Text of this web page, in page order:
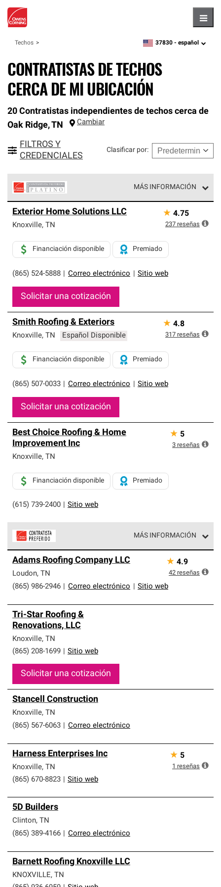
Techos zipcode,language
37830 - español
CONTRATISTAS DE TECHOS
CERCA DE MI UBICACIÓN
20 Contratistas independientes de techos cerca de
Oak Ridge,TN Cambiar
FILTROS Y
CREDENCIALES
Clasificar por:
MÁS INFORMACIÓN
Corning constituyen el nivel superior de nuestra red
exclusiva y cumplen con estándares estrictos de
Solo ellos pueden ofrecer nuestra mejor garantía de
sistemas de techos.
Exterior Home Solutions LLC
Knoxville, TN
(865) 524-5888 Correo electrónico Sitio web
Financiación disponible Premiado
Solicitar una cotización
★ 4.75
237 reseñas
Smith Roofing & Exteriors
Knoxville, TN Español Disponible
(865) 507-0033 Correo electrónico Sitio web
Financiación disponible Premiado
Solicitar una cotización
★ 4.8
317 reseñas
Best Choice Roofing & Home
Improvement Inc
Knoxville, TN
(615) 739-2400 Sitio web
Financiación disponible Premiado
★ 5
3 reseñas
MÁS INFORMACIÓN
parte de una red exclusiva de profesionales de techos
que cumplen con altos estándares y requisitos estrictos
de profesionalismo y confiabilidad.
Adams Roofing Company LLC
Loudon, TN
(865) 986-2946
Correo electrónico Sitio web
★ 4.9
42 reseñas
Tri-Star Roofing &
Renovations, LLC
Knoxville, TN
(865) 208-1699
Sitio web
Solicitar una cotización
Stancell Construction
Knoxville, TN
(865) 567-6063
Correo electrónico
Harness Enterprises Inc
Knoxville, TN
(865) 670-8823
Sitio web
★ 5
1 reseñas
5D Builders
Clinton, TN
(865) 389-4166
Correo electrónico
Barnett Roofing Knoxville LLC
KNOXVILLE, TN